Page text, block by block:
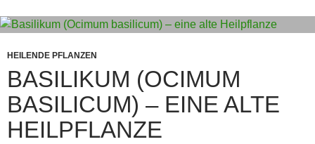
o
o
k
p
p
e
g
er
m
HEILENDE PFLANZEN
BASILIKUM (OCIMUM
BASILICUM) – EINE ALTE
HEILPFLANZE